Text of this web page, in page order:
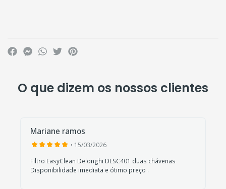
O que dizem os nossos clientes
Mariane ramos
• 15/03/2026
Filtro EasyClean Delonghi DLSC401 duas chávenas
Disponibilidade imediata e ótimo preço .